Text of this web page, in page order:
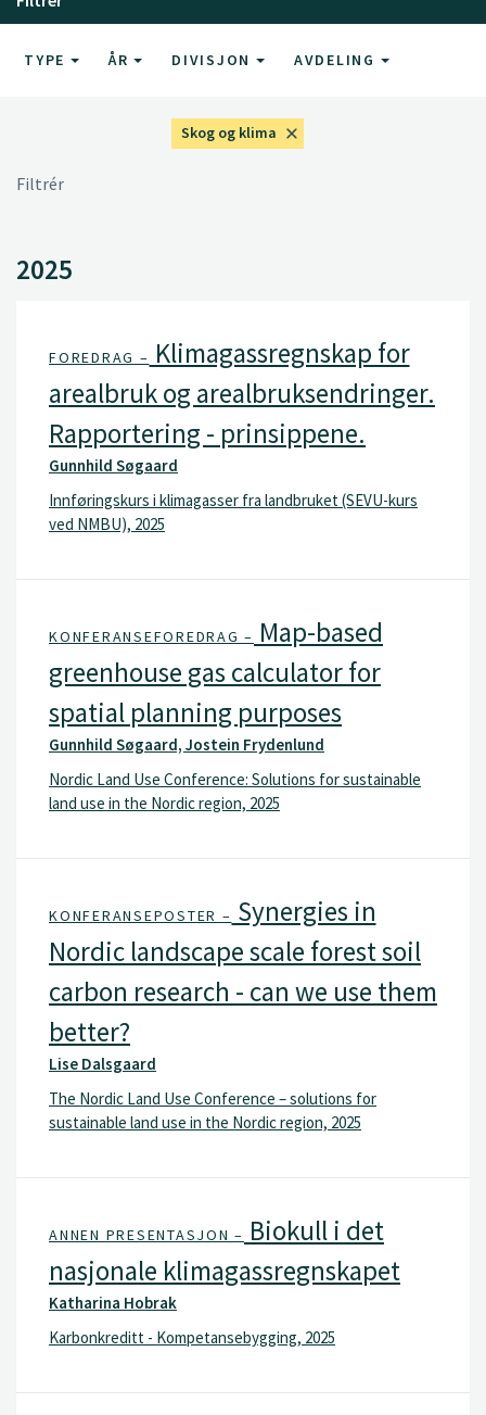
TYPE ÅR DIVISJON AVDELING
Skog og klima
Filtrér
2025
FOREDRAG – Klimagassregnskap for
arealbruk og arealbruksendringer.
Rapportering - prinsippene.
Gunnhild Søgaard
Innføringskurs i klimagasser fra landbruket (SEVU-kurs
ved NMBU), 2025
KONFERANSEFOREDRAG – Map-based
greenhouse gas calculator for
spatial planning purposes
Gunnhild Søgaard, Jostein Frydenlund
Nordic Land Use Conference: Solutions for sustainable
land use in the Nordic region, 2025
KONFERANSEPOSTER – Synergies in
Nordic landscape scale forest soil
carbon research - can we use them
better?
Lise Dalsgaard
The Nordic Land Use Conference – solutions for
sustainable land use in the Nordic region, 2025
ANNEN PRESENTASJON – Biokull i det
nasjonale klimagassregnskapet
Katharina Hobrak
Karbonkreditt - Kompetansebygging, 2025